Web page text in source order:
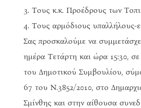
Τους κ.κ. Προέδρους των
Τους αρμόδιους υπαλλήλους-
Σας προσκαλούμε να
ημέρα Τετάρτη και ώρα 15:30,
του Δημοτικού Συμβουλίου,
67 του Ν.3852/2010, στο
Σμίνθης και στην αίθουσα